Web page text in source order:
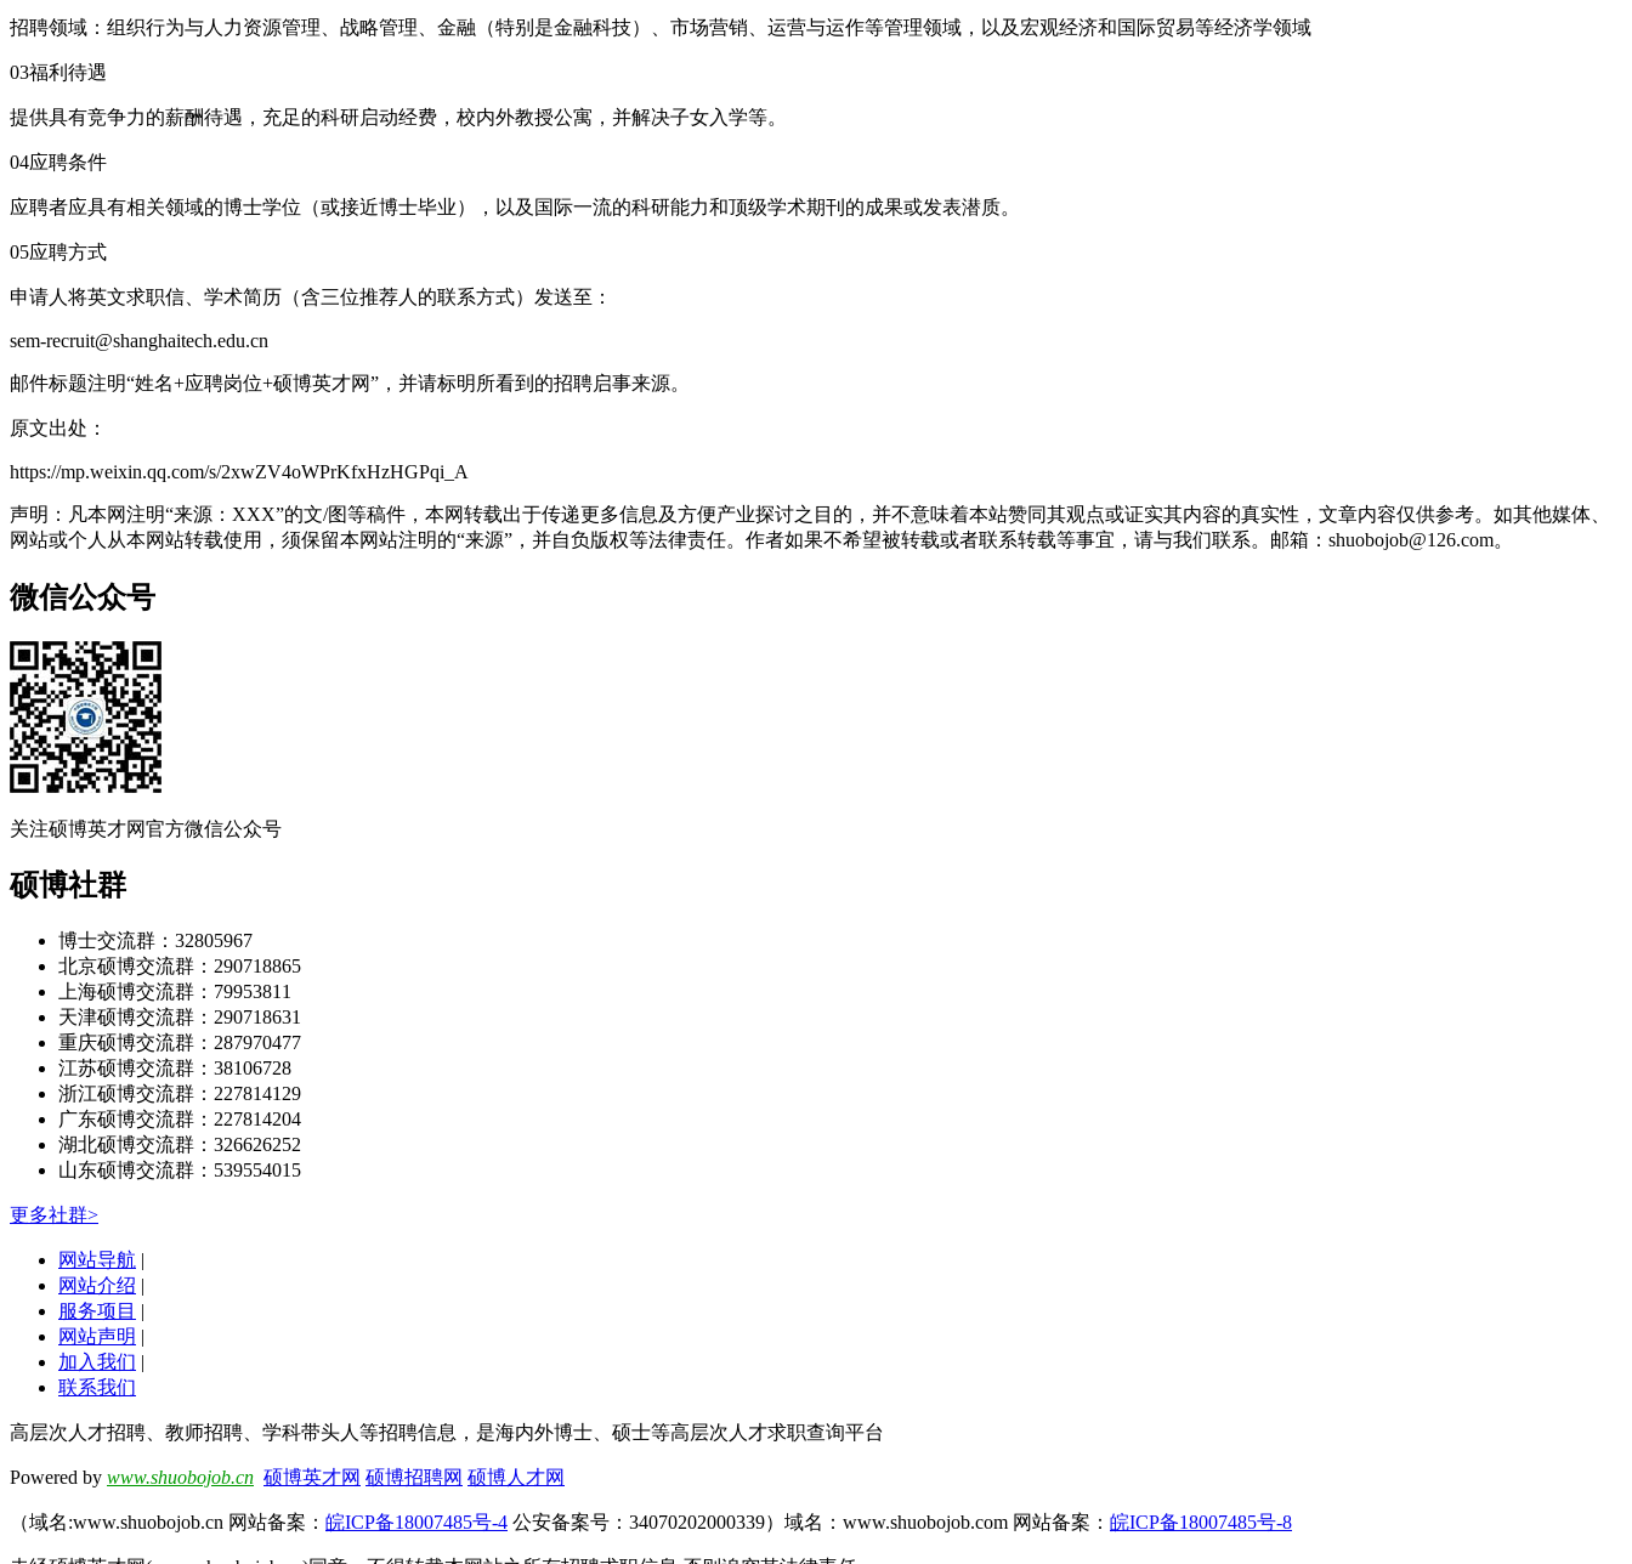
招聘领域：组织行为与人力资源管理、战略管理、金融（特别是金融科技）、市场营销、运营与运作等管理领域，以及宏观经济和国际贸易等经济学领域
03福利待遇
提供具有竞争力的薪酬待遇，充足的科研启动经费，校内外教授公寓，并解决子女入学等。
04应聘条件
应聘者应具有相关领域的博士学位（或接近博士毕业），以及国际一流的科研能力和顶级学术期刊的成果或发表潜质。
05应聘方式
申请人将英文求职信、学术简历（含三位推荐人的联系方式）发送至：
sem-recruit@shanghaitech.edu.cn
邮件标题注明“姓名+应聘岗位+硕博英才网”，并请标明所看到的招聘启事来源。
原文出处：
https://mp.weixin.qq.com/s/2xwZV4oWPrKfxHzHGPqi_A
声明：凡本网注明“来源：XXX”的文/图等稿件，本网转载出于传递更多信息及方便产业探讨之目的，并不意味着本站赞同其观点或证实其内容的真实性，文章内容仅供参考。如其他媒体、
网站或个人从本网站转载使用，须保留本网站注明的“来源”，并自负版权等法律责任。作者如果不希望被转载或者联系转载等事宜，请与我们联系。邮箱：shuobojob@126.com。
微信公众号
关注硕博英才网官方微信公众号
硕博社群
博士交流群：32805967
北京硕博交流群：290718865
上海硕博交流群：79953811
天津硕博交流群：290718631
重庆硕博交流群：287970477
江苏硕博交流群：38106728
浙江硕博交流群：227814129
广东硕博交流群：227814204
湖北硕博交流群：326626252
山东硕博交流群：539554015
更多社群>
网站导航 |
网站介绍 |
服务项目 |
网站声明 |
加入我们 |
联系我们
高层次人才招聘、教师招聘、学科带头人等招聘信息，是海内外博士、硕士等高层次人才求职查询平台
Powered by www.shuobojob.cn 硕博英才网 硕博招聘网 硕博人才网
（域名:www.shuobojob.cn 网站备案： 皖ICP备18007485号-4 公安备案号：34070202000339）域名：www.shuobojob.com 网站备案： 皖ICP备18007485号-8